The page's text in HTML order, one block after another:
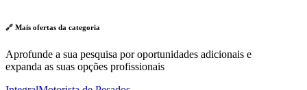
🔗 Mais ofertas da categoria
Aprofunde a sua pesquisa por oportunidades adicionais e
expanda as suas opções profissionais